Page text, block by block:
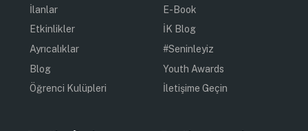
İlanlar
Etkinlikler
Ayrıcalıklar
Blog
Öğrenci Kulüpleri
E-Book
İK Blog
#Seninleyiz
Youth Awards
İletişime Geçin